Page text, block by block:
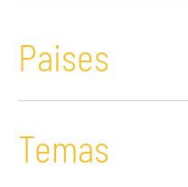
Paises
Temas